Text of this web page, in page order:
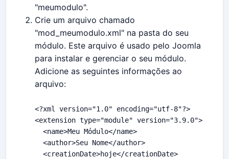
"meumodulo".
Crie um arquivo chamado
"mod_meumodulo.xml" na pasta do seu
módulo. Este arquivo é usado pelo Joomla
para instalar e gerenciar o seu módulo.
Adicione as seguintes informações ao
arquivo:
<?xml version="1.0" encoding="utf-8"?>
<extension type="module" version="3.9.0">
  <name>Meu Módulo</name>
  <author>Seu Nome</author>
  <creationDate>hoje</creationDate>